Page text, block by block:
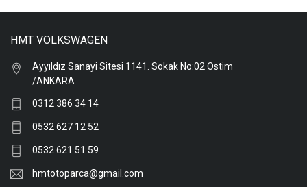
HMT VOLKSWAGEN
Ayyıldız Sanayi Sitesi 1141. Sokak No:02 Ostim
/ANKARA
0312 386 34 14
0532 627 12 52
0532 621 51 59
hmtotoparca@gmail.com